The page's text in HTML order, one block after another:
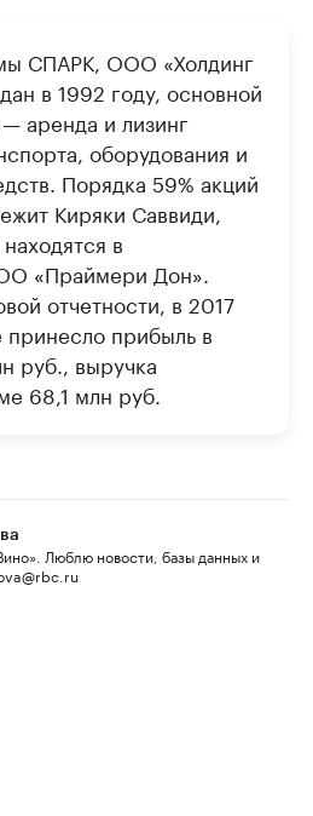
СПАРК, ООО «Холдинг
в 1992 году, основной
аренда и лизинг
оборудования и
Порядка 59% акций
Киряки Саввиди,
в
«Праймери Дон».
отчетности, в 2017
принесло прибыль в
руб., выручка
68,1 млн руб.
Люблю новости, базы данных и